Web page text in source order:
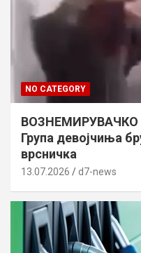
NO CATEGORY
Група девојчиња
врсничка
13.07.2026 d7-news